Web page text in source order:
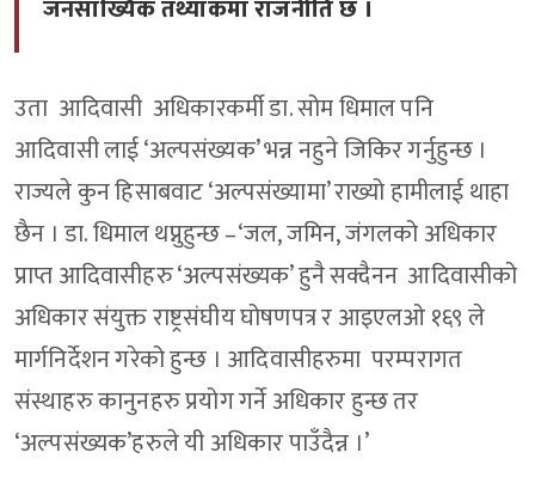
जनसांख्यिक तथ्यांकमा राजनीति छ ।
उता आदिवासी अधिकारकर्मी डा. सोम धिमाल पनि
आदिवासी लाई ‘अल्पसंख्यक’ भन्न नहुने जिकिर गर्नुहुन्छ ।
राज्यले कुन हिसाबवाट ‘अल्पसंख्यामा’ राख्यो हामीलाई थाहा
छैन । डा. धिमाल थप्नुहुन्छ –‘जल, जमिन, जंगलको अधिकार
प्राप्त आदिवासीहरु ‘अल्पसंख्यक’ हुनै सक्दैनन आदिवासीको
अधिकार संयुक्त राष्ट्रसंघीय घोषणपत्र र आइएलओ १६९ ले
मार्गनिर्देशन गरेको हुन्छ । आदिवासीहरुमा परम्परागत
संस्थाहरु कानुनहरु प्रयोग गर्ने अधिकार हुन्छ तर
‘अल्पसंख्यक’हरुले यी अधिकार पाउँदैन्न ।’